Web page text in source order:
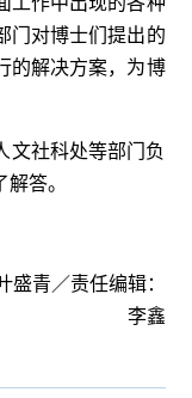
门对博士们提出的
的解决方案，为博
文社科处等部门负
答。
青／责任编辑：
李鑫